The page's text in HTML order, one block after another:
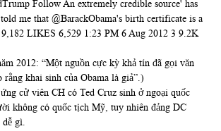
2012: “Một nguồn cực kỳ khả tín đã gọi văn
rằng khai sinh của Obama là giả”.)
cử viên CH có Ted Cruz sinh ở ngoại quốc
không có quốc tịch Mỹ, tuy nhiên đảng DC
dễ gì.